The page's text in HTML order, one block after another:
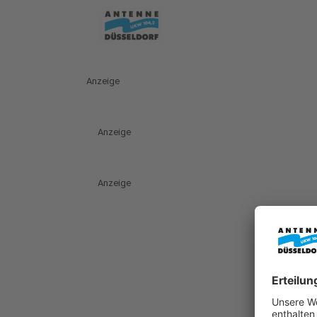
Anzeige
Anzeige
Anzeige